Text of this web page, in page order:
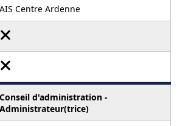
AIS Centre Ardenne
Conseil d'administration -
Administrateur(trice)